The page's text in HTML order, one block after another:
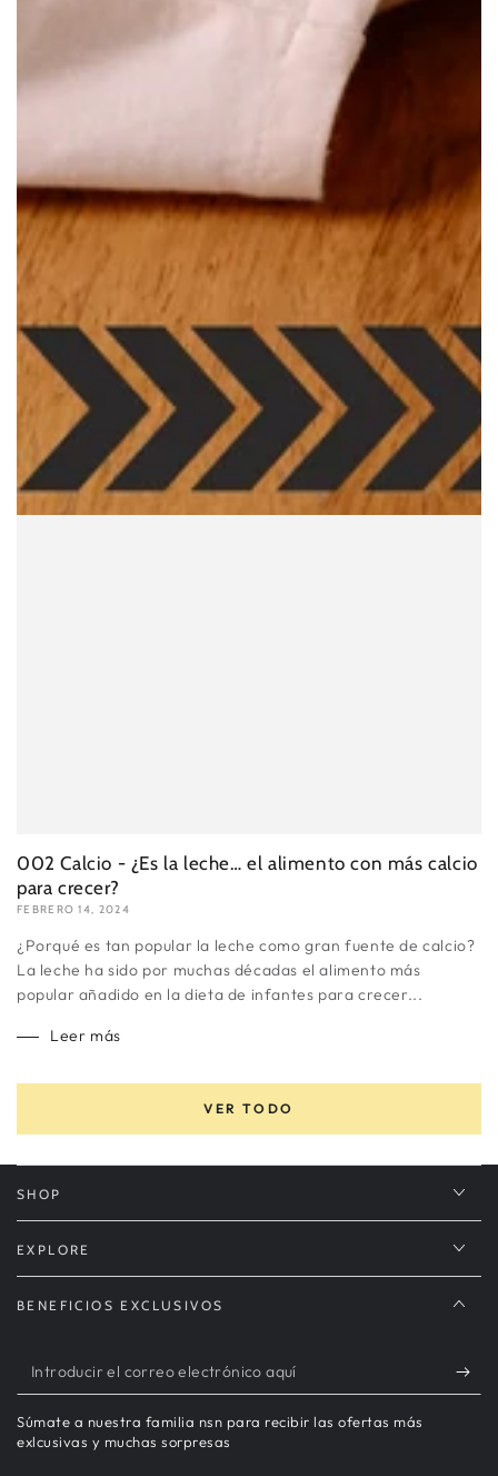
002 Calcio - ¿Es la leche… el alimento con más calcio
para crecer?
FEBRERO 14, 2024
¿Porqué es tan popular la leche como gran fuente de calcio?
La leche ha sido por muchas décadas el alimento más
popular añadido en la dieta de infantes para crecer...
Leer más
VER TODO
SHOP
EXPLORE
BENEFICIOS EXCLUSIVOS
Introducir
el
correo
Súmate a nuestra familia nsn para recibir las ofertas más
exlcusivas y muchas sorpresas